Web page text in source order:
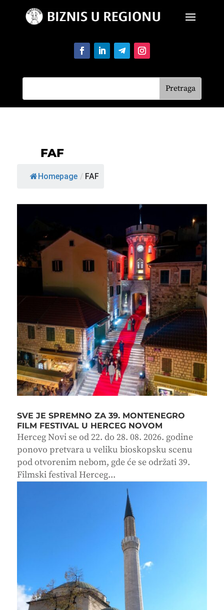
FAF
Homepage / FAF
SVE JE SPREMNO ZA 39. MONTENEGRO
FILM FESTIVAL U HERCEG NOVOM
Herceg Novi se od 22. do 28. 08. 2026. godine
ponovo pretvara u veliku bioskopsku scenu
pod otvorenim nebom, gde će se održati 39.
Filmski festival Herceg...